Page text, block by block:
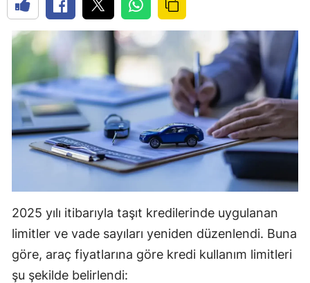
2025 yılı itibarıyla taşıt kredilerinde uygulanan
limitler ve vade sayıları yeniden düzenlendi. Buna
göre, araç fiyatlarına göre kredi kullanım limitleri
şu şekilde belirlendi: